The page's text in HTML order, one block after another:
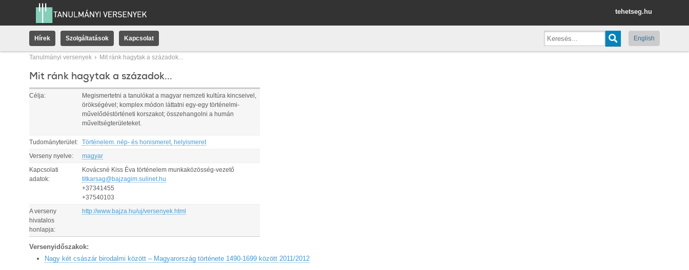
tehetseg.hu
Hírek Szolgáltatások Kapcsolat English
Tanulmányi versenyek Mit ránk hagytak a századok...
Mit ránk hagytak a századok...
Célja:
Megismertetni a tanulókat a magyar nemzeti kultúra kincseivel,
örökségével; komplex módon láttatni egy-egy történelmi-
művelődéstörténeti korszakot; összehangolni a humán
műveltségterületeket.
Tudományterület: Történelem. nép- és honismeret, helyismeret
Verseny nyelve: magyar
Kapcsolati
adatok:
Kovácsné Kiss Éva történelem munkaközösség-vezető
titkarsag@bajzagim.sulinet.hu
+37341455
+37540103
A verseny
hivatalos
honlapja:
http://www.bajza.hu/uj/versenyek.html
Versenyidőszakok:
Nagy két császár birodalmi között – Magyarország története 1490-1699 között 2011/2012